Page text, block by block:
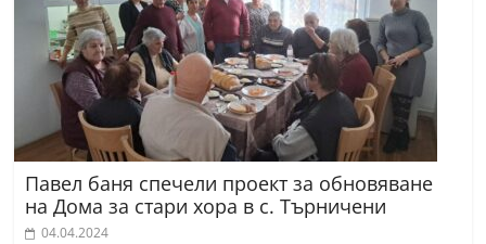
Павел баня спечели проект за обновяване
на Дома за стари хора в с. Търничени
04.04.2024